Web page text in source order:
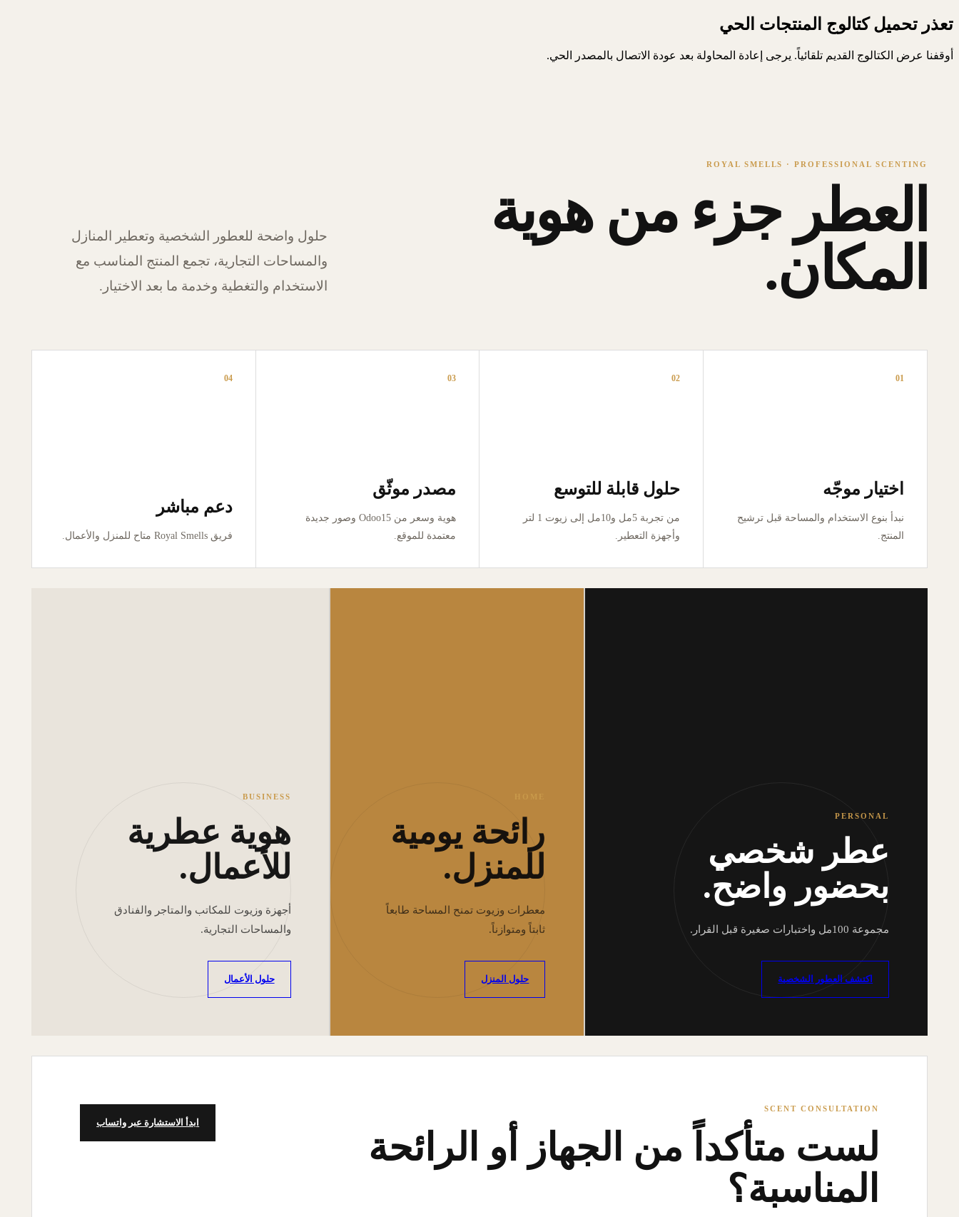
تعذر تحميل كتالوج المنتجات الحي
أوقفنا عرض الكتالوج القديم تلقائياً. يرجى إعادة المحاولة بعد عودة الاتصال بالمصدر الحي.
ROYAL SMELLS · PROFESSIONAL SCENTING
العطر جزء من هوية
المكان.
حلول واضحة للعطور الشخصية وتعطير المنازل
والمساحات التجارية، تجمع المنتج المناسب مع
الاستخدام والتغطية وخدمة ما بعد الاختيار.
01
اختيار موجّه
نبدأ بنوع الاستخدام والمساحة قبل ترشيح
المنتج.
02
حلول قابلة للتوسع
من تجربة 5مل و10مل إلى زيوت 1 لتر
وأجهزة التعطير.
03
مصدر موثّق
هوية وسعر من Odoo15 وصور جديدة
معتمدة للموقع.
04
دعم مباشر
فريق Royal Smells متاح للمنزل والأعمال.
PERSONAL
عطر شخصي
بحضور واضح.
مجموعة 100مل واختبارات صغيرة قبل القرار.
اكتشف العطور الشخصية
رائحة يومية
للمنزل.
معطرات وزيوت تمنح المساحة طابعاً
ثابتاً ومتوازناً.
حلول المنزل
BUSINESS
هوية عطرية
للأعمال.
أجهزة وزيوت للمكاتب والمتاجر والفنادق
والمساحات التجارية.
حلول الأعمال
SCENT CONSULTATION
لست متأكداً من الجهاز أو الرائحة
المناسبة؟
ابدأ الاستشارة عبر واتساب